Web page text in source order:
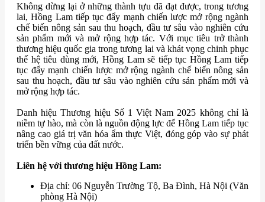
Không dừng lại ở những thành tựu đã đạt được, trong tương
lai, Hồng Lam tiếp tục đẩy mạnh chiến lược mở rộng ngành
chế biến nông sản sau thu hoạch, đầu tư sâu vào nghiên cứu
sản phẩm mới và mở rộng hợp tác. Với mục tiêu trở thành
thương hiệu quốc gia trong tương lai và khát vọng chinh phục
thế hệ tiêu dùng mới, Hồng Lam sẽ tiếp tục Hồng Lam tiếp
tục đẩy mạnh chiến lược mở rộng ngành chế biến nông sản
sau thu hoạch, đầu tư sâu vào nghiên cứu sản phẩm mới và
mở rộng hợp tác.
Danh hiệu Thương hiệu Số 1 Việt Nam 2025 không chỉ là
niềm tự hào, mà còn là nguồn động lực để Hồng Lam tiếp tục
nâng cao giá trị văn hóa ẩm thực Việt, đóng góp vào sự phát
triển bền vững của đất nước.
Liên hệ với thương hiệu Hồng Lam:
Địa chỉ: 06 Nguyễn Trường Tộ, Ba Đình, Hà Nội (Văn
phòng Hà Nội)